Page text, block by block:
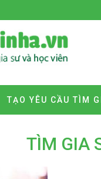
TẠO YÊU CẦU TÌM
TÌM GIA